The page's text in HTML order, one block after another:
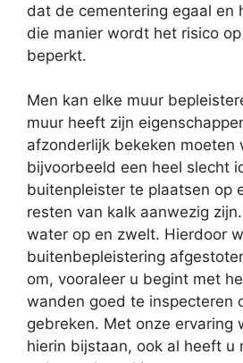
dat de cementering egaal en
die manier wordt het risico
beperkt.
Men kan elke muur
muur heeft zijn
afzonderlijk bekeken moeten
bijvoorbeeld een heel slecht
buitenpleister te plaatsen op
resten van kalk aanwezig
water op en zwelt. Hierdoor
buitenbepleistering
om, vooraleer u begint met
wanden goed te inspecteren
gebreken. Met onze ervaring
hierin bijstaan, ook al heeft u